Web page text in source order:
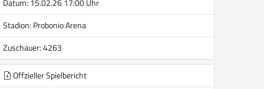
Stadion:Probonio Arena
Zuschauer: 4263
Offzieller Spielbericht